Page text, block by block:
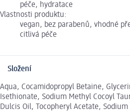
péče, hydratace
Vlastnosti produktu:
vegan, bez parabenů, vhodné
citlivá péče
Složení
Aqua, Cocamidopropyl Betaine,
Isethionate, Sodium Methyl Cocoyl
Dulcis Oil, Tocopheryl Acetate,